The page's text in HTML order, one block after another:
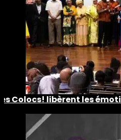
Colocs! libèrent les